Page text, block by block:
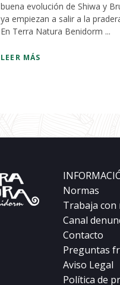
buena evolución de Shiwa y
ya empiezan a salir a la
En Terra Natura Benidorm ...
LEER MÁS
Normas
Trabaja
Canal
Contacto
Preguntas
Aviso Legal
Política de